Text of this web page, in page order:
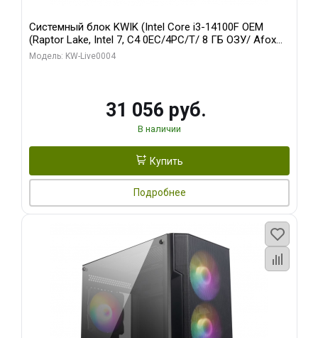
Системный блок KWIK (Intel Core i3-14100F OEM
(Raptor Lake, Intel 7, C4 0EC/4PC/T/ 8 ГБ ОЗУ/ Afox
R5 220 1GB DDR3 64bit VGA DVI HDMI 1FAN LP RTL /
Модель: KW-Live0004
31 056 руб.
В наличии
Купить
Подробнее